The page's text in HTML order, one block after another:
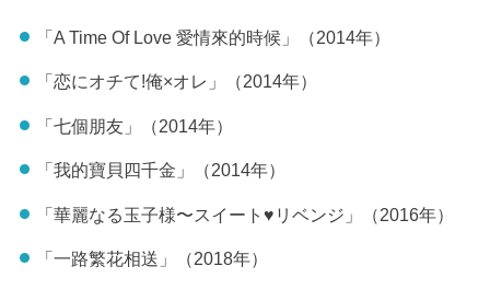
「A Time Of Love 愛情來的時候」（2014年）
「恋にオチて!俺×オレ」（2014年）
「七個朋友」（2014年）
「我的寶貝四千金」（2014年）
「華麗なる玉子様〜スイート♥リベンジ」（2016年）
「一路繁花相送」（2018年）